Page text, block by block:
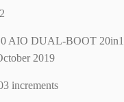
AIO DUAL-BOOT
2019
increments